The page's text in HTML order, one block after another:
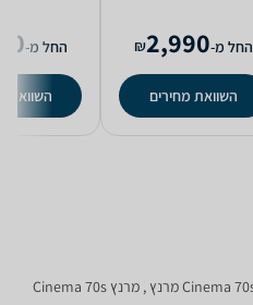
החל מ-2,990
₪
השוואת מחירים
החל מ-
השוואת